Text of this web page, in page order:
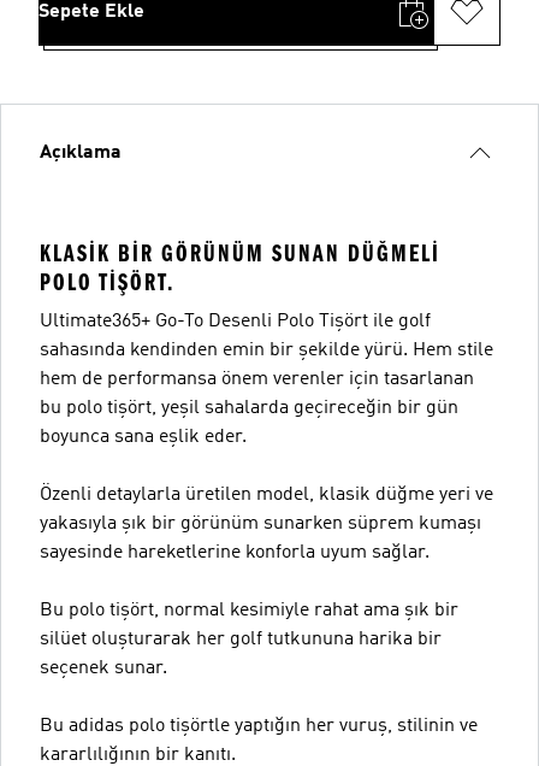
Sepete Ekle
Açıklama
KLASIK BIR GÖRÜNÜM SUNAN DÜĞMELI
POLO TIŞÖRT.
Ultimate365+ Go-To Desenli Polo Tişört ile golf
sahasında kendinden emin bir şekilde yürü. Hem stile
hem de performansa önem verenler için tasarlanan
bu polo tişört, yeşil sahalarda geçireceğin bir gün
boyunca sana eşlik eder.
Özenli detaylarla üretilen model, klasik düğme yeri ve
yakasıyla şık bir görünüm sunarken süprem kumaşı
sayesinde hareketlerine konforla uyum sağlar.
Bu polo tişört, normal kesimiyle rahat ama şık bir
silüet oluşturarak her golf tutkununa harika bir
seçenek sunar.
Bu adidas polo tişörtle yaptığın her vuruş, stilinin ve
kararlılığının bir kanıtı.